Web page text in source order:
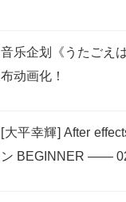
音乐企划《うたごえ
布动画化！
[大平幸輝] After
ン BEGINNER ——